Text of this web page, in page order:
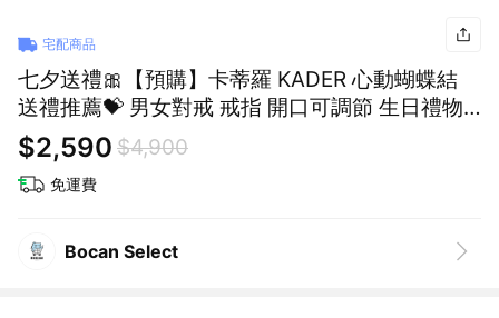
宅配商品
七夕送禮🎀【預購】卡蒂羅 KADER 心動蝴蝶結
送禮推薦💝 男女對戒 戒指 開口可調節 生日禮物
情人節禮物
$2,590 $4,900
免運費
Bocan Select